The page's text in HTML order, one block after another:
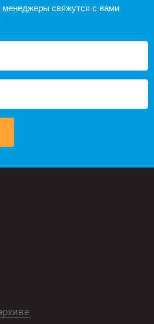
свяжутся с вами